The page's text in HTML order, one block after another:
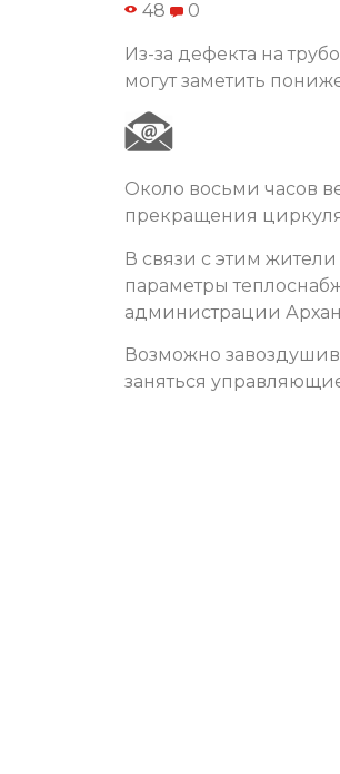
48 0
Из-за дефекта на
могут заметить
Около восьми часов
прекращения
В связи с этим
параметры
администрации
Возможно
заняться